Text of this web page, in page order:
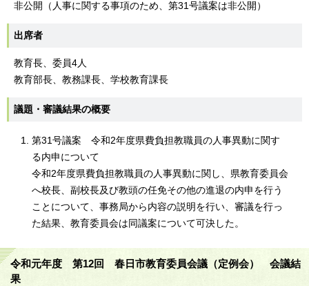
非公開（人事に関する事項のため、第31号議案は非公開）
出席者
教育長、委員4人
教育部長、教務課長、学校教育課長
議題・審議結果の概要
第31号議案 令和2年度県費負担教職員の人事異動に関す
る内申について
令和2年度県費負担教職員の人事異動に関し、県教育委員会
へ校長、副校長及び教頭の任免その他の進退の内申を行う
ことについて、事務局から内容の説明を行い、審議を行っ
た結果、教育委員会は同議案について可決した。
令和元年度 第12回 春日市教育委員会議（定例会） 会議結
果